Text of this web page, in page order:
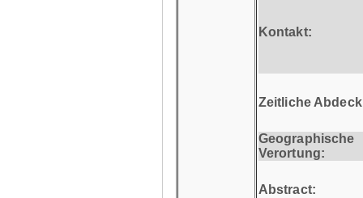
Kontakt:
Zeitliche
Geographische
Verortung:
Abstract: